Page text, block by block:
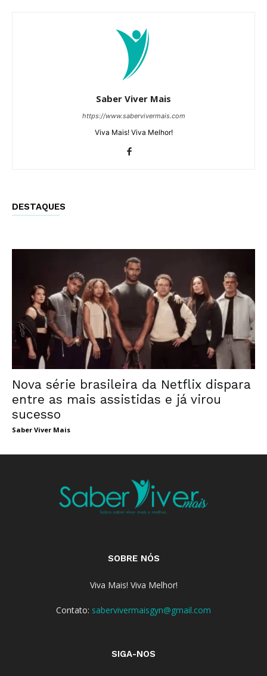
Saber Viver Mais
https://www.sabervivermais.com
Viva Mais! Viva Melhor!
DESTAQUES
Nova série brasileira da Netflix dispara
entre as mais assistidas e já virou
sucesso
Saber Viver Mais
SOBRE NÓS
Viva Mais! Viva Melhor!
Contato: sabervivermaisgyn@gmail.com
SIGA-NOS